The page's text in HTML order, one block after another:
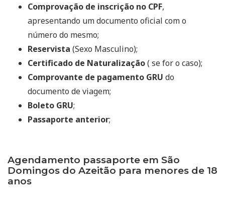
Comprovação de inscrição no CPF,
apresentando um documento oficial com o
número do mesmo;
Reservista (Sexo Masculino);
Certificado de Naturalização( se for o caso);
Comprovante de pagamento GRU do
documento de viagem;
Boleto GRU;
Passaporte anterior;
Agendamento passaporte em São
Domingos do Azeitão para menores de 18
anos